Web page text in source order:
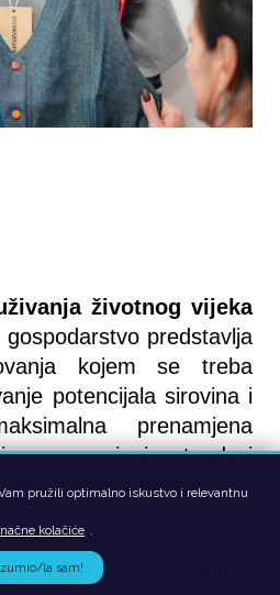
životnog vijeka
predstavlja
kojem se treba
potencijala sirovina i
prenamjena
za smanjenje otpada i
poslovnih modela.
pritisak na resurse i
pružili optimalno iskustvo i relevantnu
kolačiće .
la sam!